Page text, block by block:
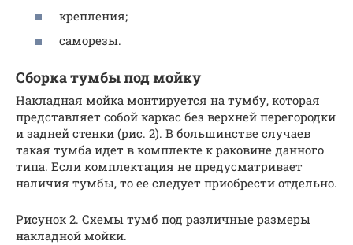
крепления;
саморезы.
Сборка тумбы под мойку
Накладная мойка монтируется на тумбу, которая
представляет собой каркас без верхней перегородки
и задней стенки (рис. 2). В большинстве случаев
такая тумба идет в комплекте к раковине данного
типа. Если комплектация не предусматривает
наличия тумбы, то ее следует приобрести отдельно.
Рисунок 2. Схемы тумб под различные размеры
накладной мойки.